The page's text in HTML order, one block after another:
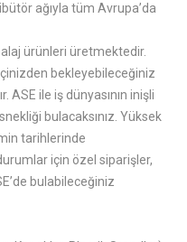
ağıyla tüm Avrupa’da
ürünleri üretmektedir.
bekleyebileceğiniz
ile iş dünyasının inişli
bulacaksınız. Yüksek
tarihlerinde
için özel siparişler,
bulabileceğiniz